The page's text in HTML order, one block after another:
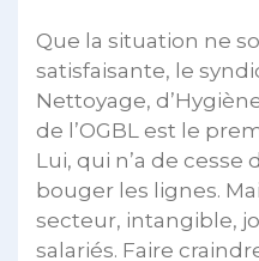
Que la situation ne
satisfaisante, le
Nettoyage,
de l’OGBL est le
Lui, qui n’a de cesse
bouger les lignes.
secteur, intangible,
salariés. Faire